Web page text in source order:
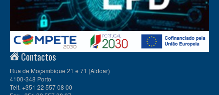
Contactos
Rua de Moçambique 21 e 71 (Aldoar)
4100-348 Porto
Telf. +351 22 557 08 00